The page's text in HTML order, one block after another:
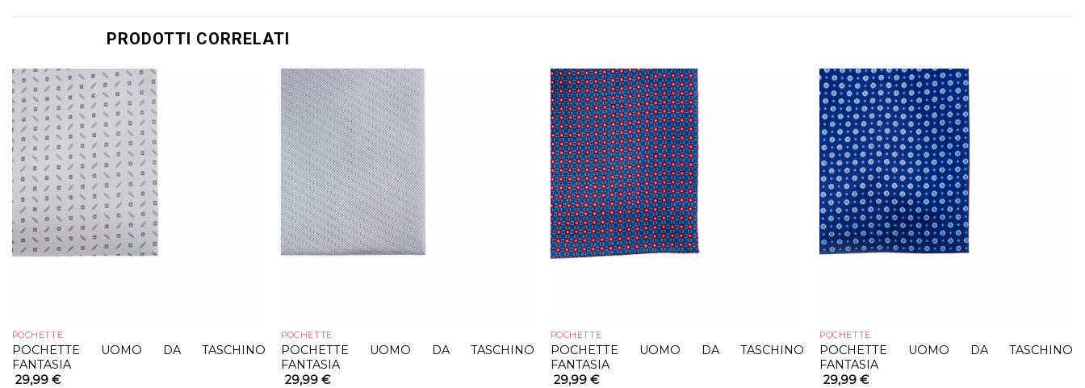
PRODOTTI CORRELATI
POCHETTE
POCHETTE UOMO DA TASCHINO
FANTASIA
29,99€
POCHETTE
POCHETTE UOMO DA TASCHINO
FANTASIA
29,99 €
POCHETTE
POCHETTE UOMO DA TASCHINO
FANTASIA
29,99€
POCHETTE
POCHETTE UOMO DA TASCHINO
FANTASIA
29,99 €